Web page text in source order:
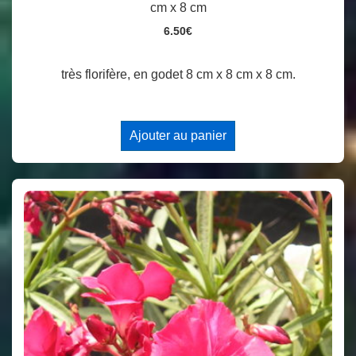
cm x 8 cm
6.50€
très florifère, en godet 8 cm x 8 cm x 8 cm.
Ajouter au panier